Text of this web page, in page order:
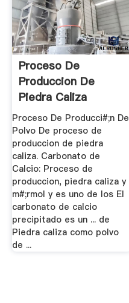
Proceso De
Produccion De
Piedra Caliza
Proceso De Producci#;n De
Polvo De proceso de
produccion de piedra
caliza. Carbonato de
Calcio: Proceso de
produccion, piedra caliza y
m#;rmol y es uno de los El
carbonato de calcio
precipitado es un ... de
Piedra caliza como polvo
de ...